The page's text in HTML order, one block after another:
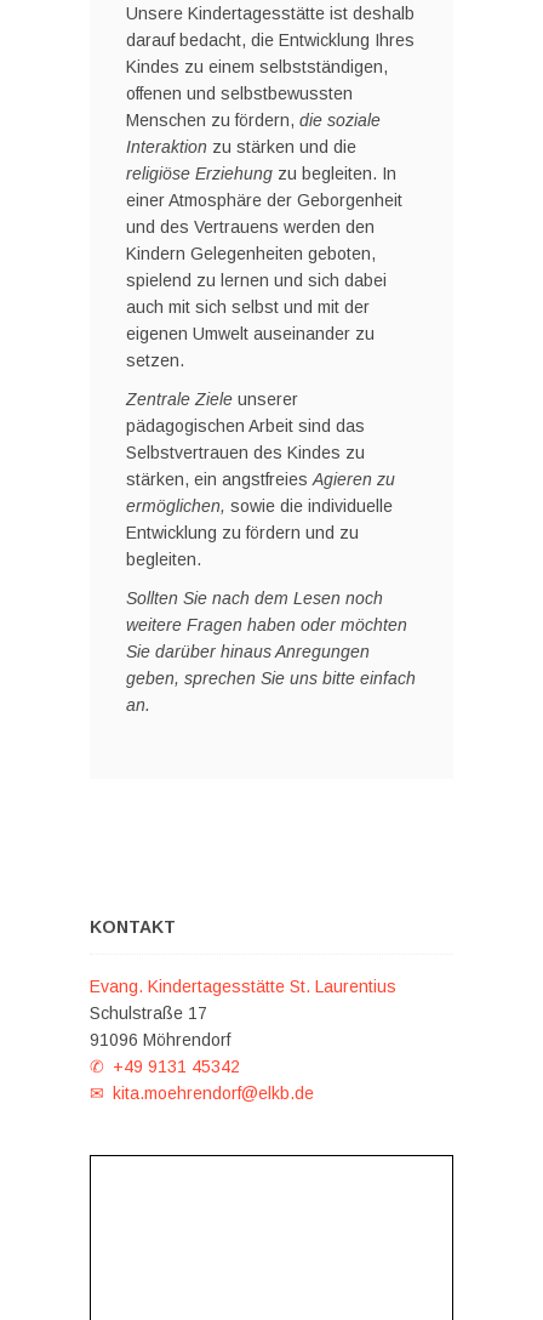
Unsere Kindertagesstätte ist deshalb
darauf bedacht, die Entwicklung Ihres
Kindes zu einem selbstständigen,
offenen und selbstbewussten
Menschen zu fördern, die soziale
Interaktion zu stärken und die
religiöse Erziehung zu begleiten. In
einer Atmosphäre der Geborgenheit
und des Vertrauens werden den
Kindern Gelegenheiten geboten,
spielend zu lernen und sich dabei
auch mit sich selbst und mit der
eigenen Umwelt auseinander zu
setzen.
Zentrale Ziele unserer
pädagogischen Arbeit sind das
Selbstvertrauen des Kindes zu
stärken, ein angstfreies Agieren zu
ermöglichen, sowie die individuelle
Entwicklung zu fördern und zu
begleiten.
Sollten Sie nach dem Lesen noch
weitere Fragen haben oder möchten
Sie darüber hinaus Anregungen
geben, sprechen Sie uns bitte einfach
an.
KONTAKT
Evang. Kindertagesstätte St. Laurentius
Schulstraße 17
91096 Möhrendorf
+49 9131 45342
kita.moehrendorf@elkb.de